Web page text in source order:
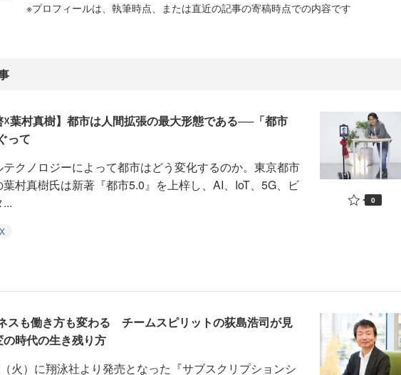
※プロフィールは、執筆時点、または直近の記事の寄稿時点での内容です
☓葉村真樹】都市は人間拡張の最大形態である──「都市
って
クノロジーによって都市はどう変化するのか。東京都市
村真樹氏は新著『都市5.0』を上梓し、AI、IoT、5G、ビ
0
スも働き方も変わる チームスピリットの荻島浩司が見
時代の生き残り方
火）に翔泳社より発売となった『サブスクリプションシ